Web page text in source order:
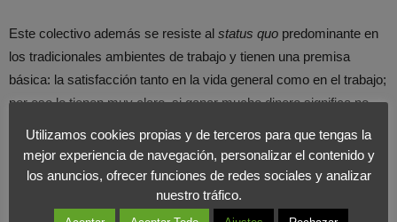
Este colectivo además se resiste al status quo predominante en
los tradicionales ambientes de trabajo y tienen una premisa
básica: la satisfacción tanto en la vida general como en el trabajo;
por eso lo tienen muy claro, si ganar mucho dinero significa no
actitud tan positiva frente a la vida con la que están
transformando diferentes aspectos de nuestra sociedad sobre
redefiniendo la estructura
organizacional de las empresas y convirtiéndose en el nuevo
Utilizamos cookies propias y de terceros para que tengas la
mejor experiencia de navegación, personalizar el contenido y
los anuncios, ofrecer funciones de redes sociales y analizar
nuestro tráfico.